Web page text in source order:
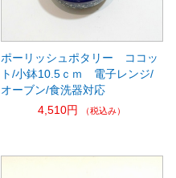
ポーリッシュポタリー ココッ
ト/小鉢10.5ｃｍ 電子レンジ/
オーブン/食洗器対応
4,510円
（税込み）